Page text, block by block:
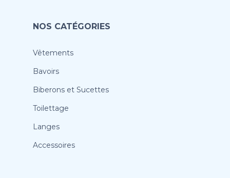
NOS CATÉGORIES
Vêtements
Bavoirs
Biberons et Sucettes
Toilettage
Langes
Accessoires